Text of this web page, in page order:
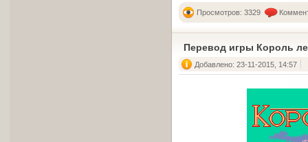
Просмотров: 3329
Перевод игры Король
Добавлено: 23-11-2015, 14:57